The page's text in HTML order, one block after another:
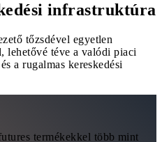
infrastruktúra
tőzsdével egyetlen
lehetővé téve a valódi piaci
a rugalmas kereskedési
termékekkel több mint